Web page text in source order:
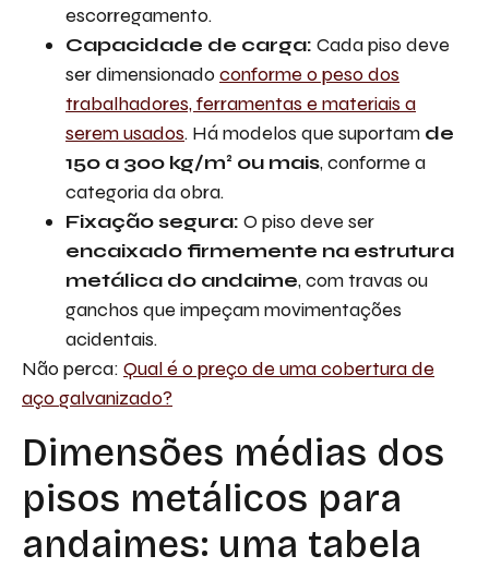
escorregamento.
Capacidade de carga: Cada piso deve
ser dimensionado conforme o peso dos
trabalhadores, ferramentas e materiais a
serem usados. Há modelos que suportam de
150 a 300 kg/m² ou mais, conforme a
categoria da obra.
Fixação segura: O piso deve ser
encaixado firmemente na estrutura
metálica do andaime, com travas ou
ganchos que impeçam movimentações
acidentais.
Não perca: Qual é o preço de uma cobertura de
aço galvanizado?
Dimensões médias dos
pisos metálicos para
andaimes: uma tabela